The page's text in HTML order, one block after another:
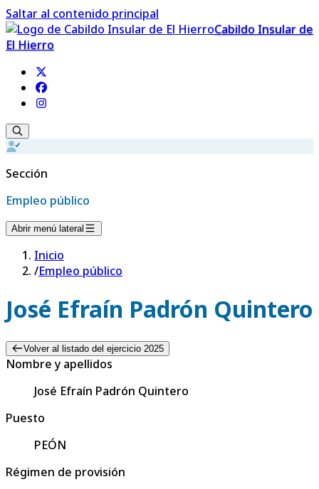
Saltar al contenido principal
Cabildo Insular de
El Hierro
Sección
Empleo público
Abrir menú lateral
Inicio
/Empleo público
José Efraín Padrón Quintero
Volver al listado del ejercicio 2025
Nombre y apellidos
José Efraín Padrón Quintero
Puesto
PEÓN
Régimen de provisión